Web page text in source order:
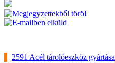
2591 Acél tárolóeszköz gyártása